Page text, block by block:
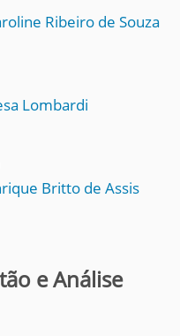
Ribeiro de Souza
Lombardi
Britto de Assis
e Análise